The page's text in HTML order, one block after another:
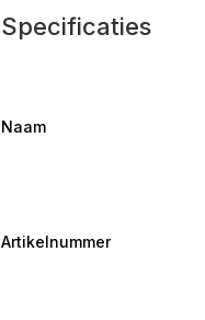
Specificaties
Naam
Artikelnummer